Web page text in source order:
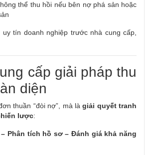
thể thu hồi nếu bên nợ phá sản hoặc
uy tín doanh nghiệp trước nhà cung cấp,
cấp giải pháp thu
diện
thuần “đòi nợ”, mà làgiải quyết tranh
lược:
Phân tích hồ sơ – Đánh giá khả năng